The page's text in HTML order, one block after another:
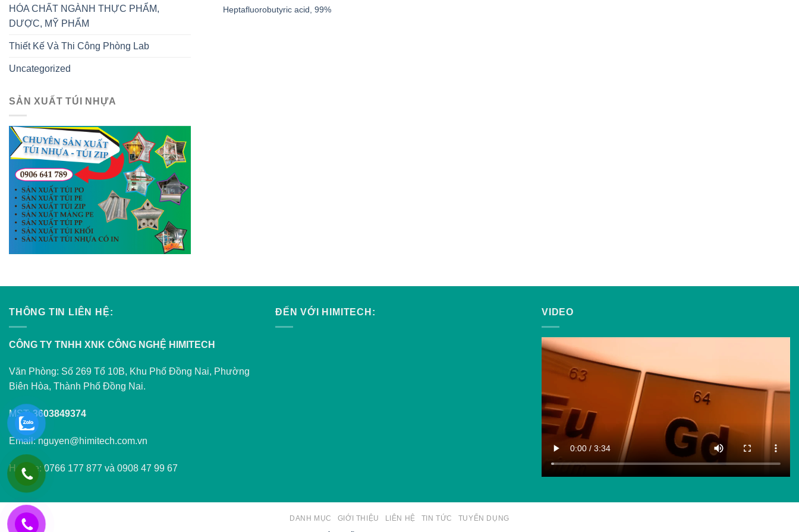
HÓA CHẤT NGÀNH THỰC PHẨM,
DƯỢC, MỸ PHẨM
Thiết Kế Và Thi Công Phòng Lab
Uncategorized
SẢN XUẤT TÚI NHỰA
Heptafluorobutyric acid, 99%
THÔNG TIN LIÊN HỆ:
CÔNG TY TNHH XNK CÔNG NGHỆ HIMITECH
Văn Phòng: Số 269 Tổ 10B, Khu Phố Đồng Nai, Phường
Biên Hòa, Thành Phố Đồng Nai.
MST:3603849374
Email: nguyen@himitech.com.vn
Hotline: 0766 177 877 và 0908 47 99 67
ĐẾN VỚI HIMITECH: VIDEO
DANH MỤC GIỚI THIỆU LIÊN HỆ TIN TỨC TUYỂN DỤNG